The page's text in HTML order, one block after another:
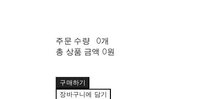
주문 수량
0개
총 상품 금액 0원
구매하기
장바구니에 담기